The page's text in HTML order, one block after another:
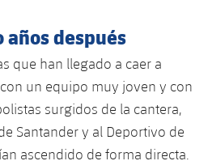
años después
que han llegado a caer a
con un equipo muy joven y con
surgidos de la cantera,
Santander y al Deportivo de
ascendido de forma directa.